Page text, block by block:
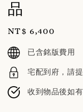
品
Regular
price
NT$ 6,400
已含銘版費用
宅配到府，請
收到物品後如